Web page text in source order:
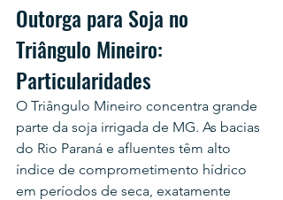
Outorga para Soja no
Triângulo Mineiro:
Particularidades
O Triângulo Mineiro concentra grande
parte da soja irrigada de MG. As bacias
do Rio Paraná e afluentes têm alto
índice de comprometimento hídrico
em períodos de seca, exatamente